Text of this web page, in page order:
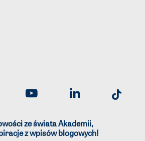
ze świata Akademii,
z wpisów blogowych!